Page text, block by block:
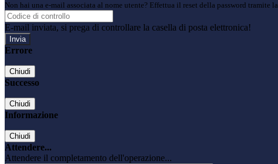
Non hai una e-mail associata al nome utente? Effettua il reset della password tramite la
E-mail inviata, si prega di controllare la casella di posta elettronica!
Errore
Chiudi
Successo
Chiudi
Informazione
Chiudi
Attendere...
Attendere il completamento dell'operazione...